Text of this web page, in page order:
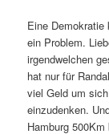
Eine
ein Problem.
irgendwelchen
hat nur für
viel Geld um
einzudenken.
Hamburg